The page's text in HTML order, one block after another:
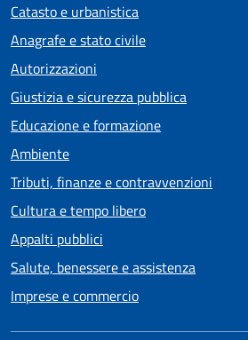
Catasto e urbanistica
Anagrafe e stato civile
Autorizzazioni
Giustizia e sicurezza pubblica
Educazione e formazione
Ambiente
Tributi, finanze e contravvenzioni
Cultura e tempo libero
Appalti pubblici
Salute, benessere e assistenza
Imprese e commercio